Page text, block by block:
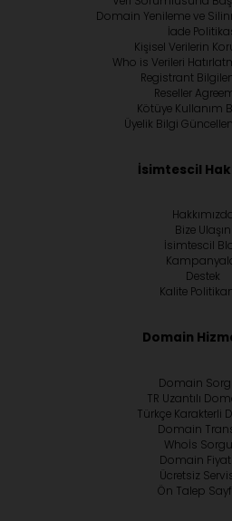
Domain Yenileme ve
İade
Kişisel Verilerin
Who is Verileri
Registrant
Reseller
Kötüye Kullanım
Üyelik Bilgi
İsimtescil
Bize Ulaşın
İsimtescil
Destek
Kalite
Domain
Domain
TR Uzantılı
Türkçe Karakterli
Domain
Whoİs
Domain
Ücretsiz
Ön Talep